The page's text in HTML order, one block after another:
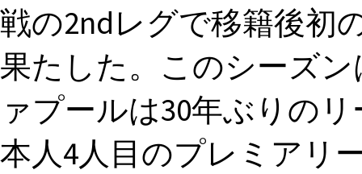
戦の2ndレグで移籍後初
果たした。このシーズ
ァプールは30年ぶりの
本人4人目のプレミアリ